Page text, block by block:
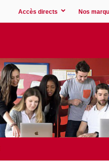
Accès directs Nos